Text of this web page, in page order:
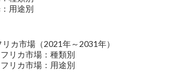
用途別
カ市場（2021年～2031年）
リカ市場：種類別
リカ市場：用途別